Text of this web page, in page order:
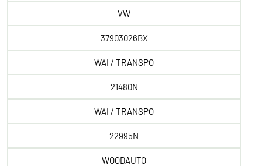
VW
37903026BX
WAI / TRANSPO
21480N
WAI / TRANSPO
22995N
WOODAUTO